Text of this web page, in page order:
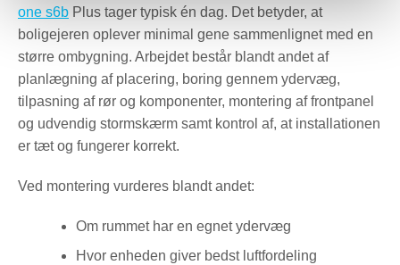
one s6b Plus tager typisk én dag. Det betyder, at
boligejeren oplever minimal gene sammenlignet med en
større ombygning. Arbejdet består blandt andet af
planlægning af placering, boring gennem ydervæg,
tilpasning af rør og komponenter, montering af frontpanel
og udvendig stormskærm samt kontrol af, at installationen
er tæt og fungerer korrekt.
Ved montering vurderes blandt andet:
Om rummet har en egnet ydervæg
Hvor enheden giver bedst luftfordeling